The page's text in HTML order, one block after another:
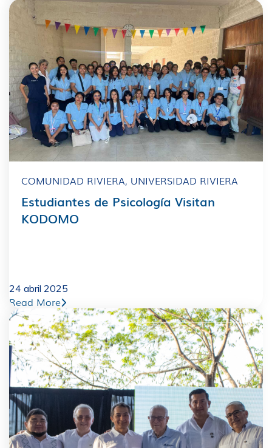
COMUNIDAD RIVIERA, UNIVERSIDAD RIVIERA
Estudiantes de Psicología Visitan
KODOMO
24 abril 2025
Read More